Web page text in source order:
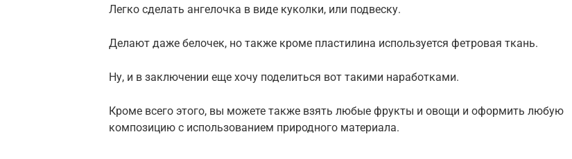
Легко сделать ангелочка в виде куколки, или подвеску.
Делают даже белочек, но также кроме пластилина используется фетровая ткань.
Ну, и в заключении еще хочу поделиться вот такими наработками.
Кроме всего этого, вы можете также взять любые фрукты и овощи и оформить любую
композицию с использованием природного материала.